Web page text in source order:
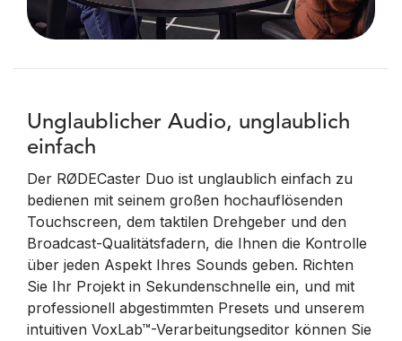
Unglaublicher Audio, unglaublich
einfach
Der RØDECaster Duo ist unglaublich einfach zu
bedienen mit seinem großen hochauflösenden
Touchscreen, dem taktilen Drehgeber und den
Broadcast-Qualitätsfadern, die Ihnen die Kontrolle
über jeden Aspekt Ihres Sounds geben. Richten
Sie Ihr Projekt in Sekundenschnelle ein, und mit
professionell abgestimmten Presets und unserem
intuitiven VoxLab™-Verarbeitungseditor können Sie